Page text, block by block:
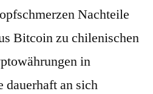
Nachteile
Bitcoin zu chilenischen
in
an sich